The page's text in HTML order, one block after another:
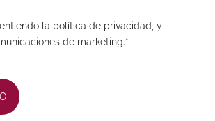
la política de privacidad, y
de marketing.*